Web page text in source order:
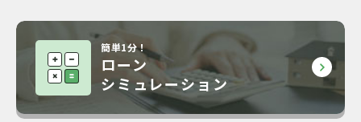
建物面積
土地面積 70.01m²(登記)（21.2 坪）
私道負担・道路 無・南6m公道、東4m
簡単1分！
ローン
シミュレーション